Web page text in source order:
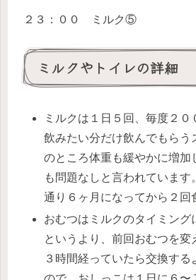
２３：００ ミルク⑤
ミルクやトイレの詳細
ミルクは１日５回、毎度２
飲みたい分だけ飲んでもらう
のところ体重も緩やかに増加
も問題なしと言われています
通り６ヶ月になってから２回
おむつはミルクのタイミング
というより、前回おむつを変
３時間経っていたら交換する